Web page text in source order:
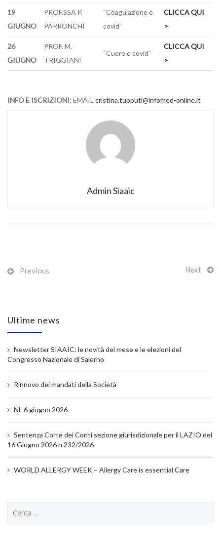
19
GIUGNO
PROF.SSA P.
PARRONCHI
“Coagulazione e
covid”
CLICCA QUI
>
26
GIUGNO
PROF. M.
TRIGGIANI
“Cuore e covid”
CLICCA QUI
>
INFO E ISCRIZIONI: EMAIL cristina.tupputi@infomed-online.it
Admin Siaaic
Previous Next
Ultime news
Newsletter SIAAIC: le novità del mese e le elezioni del
Congresso Nazionale di Salerno
Rinnovo dei mandati della Società
NL 6 giugno 2026
Sentenza Corte dei Conti sezione giurisdizionale per il LAZIO del
16 Giugno 2026 n.232/2026
WORLD ALLERGY WEEK – Allergy Care is essential Care
per: